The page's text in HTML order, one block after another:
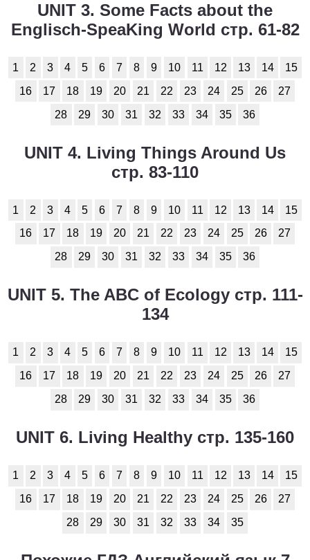
UNIT 3. Some Facts about the
Englisch-SpeaKing World стр. 61-82
1 2 3 4 5 6 7 8 9 10 11 12 13 14
15
16
17 18 19 20 21 22 23 24 25 26
27
28
29 30 31 32 33 34 35 36
UNIT 4. Living Things Around Us
стр. 83-110
1 2 3 4 5 6 7 8 9 10 11 12 13 14
15
16
17 18 19 20 21 22 23 24 25 26
27
28
29 30 31 32 33 34 35 36
UNIT 5. The ABC of Ecology стр. 111-
134
1 2 3 4 5 6 7 8 9 10 11 12 13 14
15
16
17 18 19 20 21 22 23 24 25 26
27
28
29 30 31 32 33 34 35 36
UNIT 6. Living Healthy стр. 135-160
1 2 3 4 5 6 7 8 9 10 11 12 13 14
15
16
17 18 19 20 21 22 23 24 25 26
27
28
29 30 31 32 33 34 35